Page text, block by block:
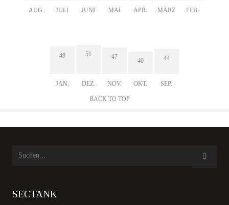
AUG. JULI JUNI MAI APR. MÄRZ FEB.
49
JAN.
51
DEZ.
47
NOV.
40
OKT.
44
SEP.
BACK TO TOP
SECTANK